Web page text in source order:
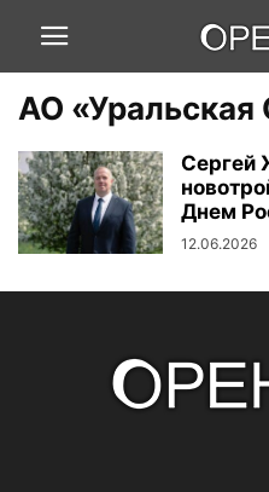
АО «Уральская
Сергей
Днем
12.06.2026